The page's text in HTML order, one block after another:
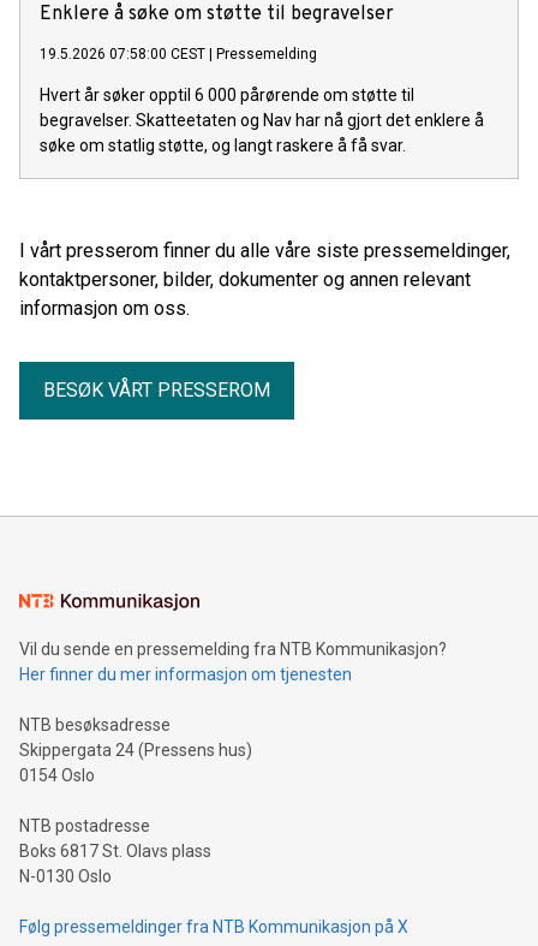
Enklere å søke om støtte til begravelser
19.5.2026 07:58:00 CEST Pressemelding
Hvert år søker opptil 6 000 pårørende om støtte til
begravelser. Skatteetaten og Nav har nå gjort det enklere å
søke om statlig støtte, og langt raskere å få svar.
I vårt presserom finner du alle våre siste pressemeldinger,
kontaktpersoner, bilder, dokumenter og annen relevant
informasjon om oss.
BESØK VÅRT PRESSEROM
Vil du sende en pressemelding fra NTB Kommunikasjon?
Her finner du mer informasjon om tjenesten
NTB besøksadresse
Skippergata 24 (Pressens hus)
0154 Oslo
NTB postadresse
Boks 6817 St. Olavs plass
N-0130 Oslo
Følg pressemeldinger fra NTB Kommunikasjon på X